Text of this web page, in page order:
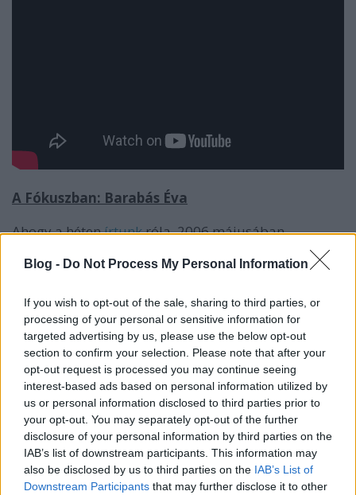
Blog - Do Not Process My Personal Information
If you wish to opt-out of the sale, sharing to third parties, or
processing of your personal or sensitive information for
targeted advertising by us, please use the below opt-out
section to confirm your selection. Please note that after your
opt-out request is processed you may continue seeing
interest-based ads based on personal information utilized by
us or personal information disclosed to third parties prior to
your opt-out. You may separately opt-out of the further
disclosure of your personal information by third parties on the
IAB’s list of downstream participants. This information may
also be disclosed by us to third parties on the IAB’s List of
Downstream Participants that may further disclose it to other
A Fókuszban: Barabás Éva
Ahogy a hétenírtunkróla, 2006 májusában
csatlakozott Barabás Éva a Fókusz csapatához. Az
RTL magazinműsorának történetében ez a húsz év
Barabás Éva 2001-ben érkezett az RTL Klubhoz,
előbb a Reggeli, a Delelő és az Ötletház
műsorvezetőjeként láthatták a nézők. A Fókuszhoz
azután került, hogy a műsor addigi két arca, Marsi
Anikó és Holló Márta szülési szabadságra ment.
2016. május:
Gönczi Gábor és Marsi Anikó a Tényekben
Folytassuk most 2016 májusának legkiemelkedőbb